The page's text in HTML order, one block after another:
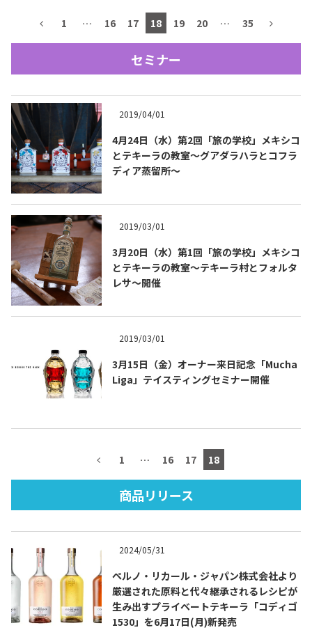
お問合せ テキーラ・メスカルが飲める
バー＆レストラン
Bar & Restaurant
Tequila Journal SNS 在日メキシコ大使館 SNS
TEQUILA JOURNAL
テキーラとは
テキーラマーケット
テキーラの飲み方 テキーラマップ
メキシコ料理 メキシコ旅行
メキシコの記念日 トピックス
1 … 16 17 18 19 20 … 35
セミナー
2019/04/01
4月24日（水）第2回「旅の学校」メキシコ
とテキーラの教室〜グアダラハラとコフラ
ディア蒸留所～
2019/03/01
3月20日（水）第1回「旅の学校」メキシコ
とテキーラの教室〜テキーラ村とフォルタ
レサ〜開催
2019/03/01
3月15日（金）オーナー来日記念「Mucha
Liga」テイスティングセミナー開催
1 … 16 17 18
商品リリース
2024/05/31
ペルノ・リカール・ジャパン株式会社より
厳選された原料と代々継承されるレシピが
生み出すプライベートテキーラ「コディゴ
1530」を6月17日(月)新発売